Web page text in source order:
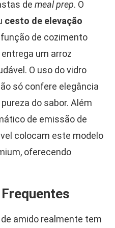
de meal prep. O
cesto de elevação
função de cozimento
um arroz
O uso do vidro
só confere elegância
do sabor. Além
de emissão de
colocam este modelo
oferecendo
amido realmente tem